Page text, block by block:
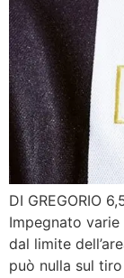
DI GREGORIO
Impegnato
dal limite
può nulla sul